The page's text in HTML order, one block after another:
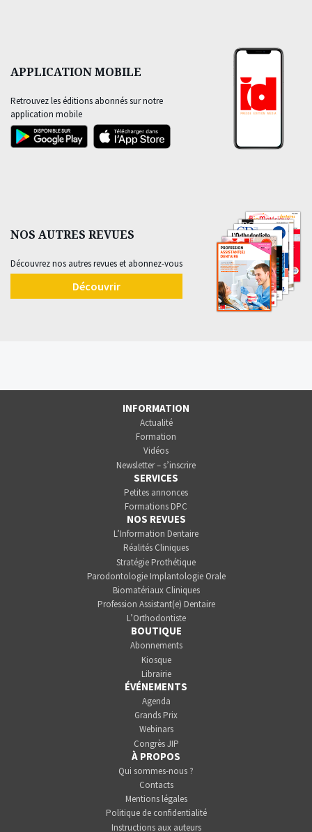
APPLICATION MOBILE
Retrouvez les éditions abonnés sur notre
application mobile
NOS AUTRES REVUES
Découvrez nos autres revues et abonnez-vous
Découvrir
INFORMATION
Actualité
Formation
Vidéos
Newsletter – s’inscrire
SERVICES
Petites annonces
Formations DPC
NOS REVUES
L’Information Dentaire
Réalités Cliniques
Stratégie Prothétique
Parodontologie Implantologie Orale
Biomatériaux Cliniques
Profession Assistant(e) Dentaire
L’Orthodontiste
BOUTIQUE
Abonnements
Kiosque
Librairie
ÉVÉNEMENTS
Agenda
Grands Prix
Webinars
Congrès JIP
À PROPOS
Qui sommes-nous ?
Contacts
Mentions légales
Politique de confidentialité
Instructions aux auteurs